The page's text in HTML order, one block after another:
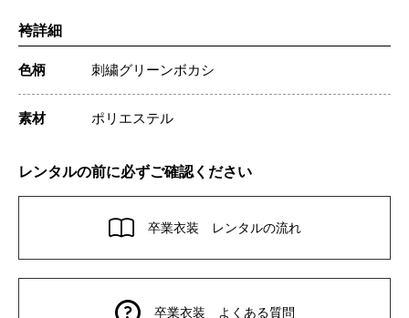
袴詳細
色柄 刺繍グリーンボカシ
素材 ポリエステル
レンタルの前に必ずご確認ください
卒業衣装 レンタルの流れ
卒業衣装 よくある質問